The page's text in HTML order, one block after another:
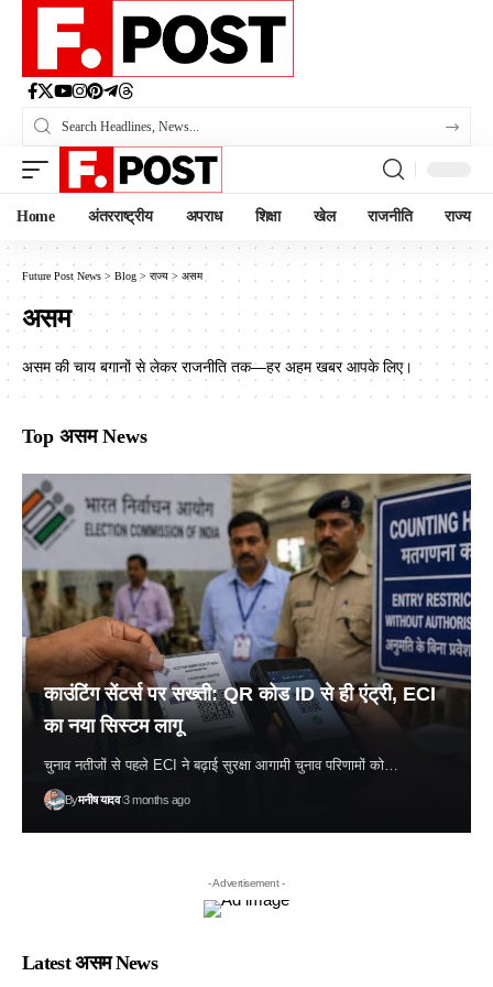
Home अंतरराष्ट्रीय अपराध शिक्षा खेल राजनीति राज्य
Future Post News > Blog > राज्य > असम
असम
असम की चाय बगानों से लेकर राजनीति तक—हर अहम खबर आपके लिए।
Top असम News
काउंटिंग सेंटर्स पर सख्ती: QR कोड ID से ही एंट्री, ECI
का नया सिस्टम लागू
चुनाव नतीजों से पहले ECI ने बढ़ाई सुरक्षा आगामी चुनाव परिणामों को…
Byमनीष यादव 3 months ago
- Advertisement -
Latest असम News